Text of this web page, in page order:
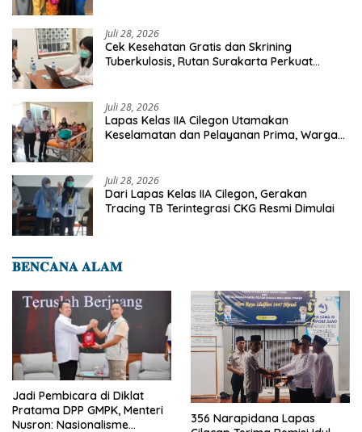
Juli 28, 2026
Cek Kesehatan Gratis dan Skrining
Tuberkulosis, Rutan Surakarta Perkuat
Juli 28, 2026
Lapas Kelas IIA Cilegon Utamakan
Keselamatan dan Pelayanan Prima, Warga
Juli 28, 2026
Dari Lapas Kelas IIA Cilegon, Gerakan
Tracing TB Terintegrasi CKG Resmi Dimulai
𝐁𝐄𝐍𝐂𝐀𝐍𝐀 𝐀𝐋𝐀𝐌
Jadi Pembicara di Diklat
Pratama DPP GMPK, Menteri
Nusron: Nasionalisme
356 Narapidana Lapas